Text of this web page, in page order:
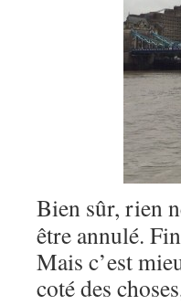
Bien sûr, rien
être annulé.
Mais c’est
coté des